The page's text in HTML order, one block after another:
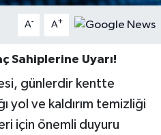
A- A+
Sahiplerine Uyarı!
günlerdir kentte
yol ve kaldırım temizliği
için önemli duyuru